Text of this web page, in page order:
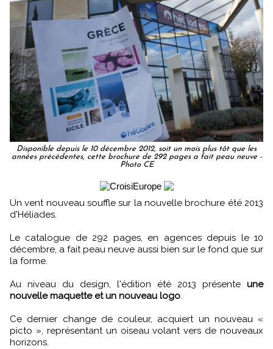
Disponible depuis le 10 décembre 2012, soit un mois plus tôt que les
années précédentes, cette brochure de 292 pages a fait peau neuve -
Photo CE
Un vent nouveau souffle sur la nouvelle brochure été 2013
d'Héliades.
Le catalogue de 292 pages, en agences depuis le 10
décembre, a fait peau neuve aussi bien sur le fond que sur
la forme.
Au niveau du design, l'édition été 2013 présente une
nouvelle maquette et un nouveau logo.
Ce dernier change de couleur, acquiert un nouveau «
picto », représentant un oiseau volant vers de nouveaux
horizons.